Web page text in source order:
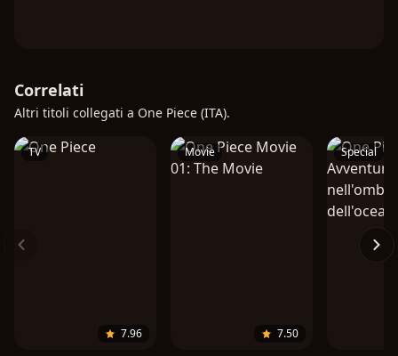
Correlati
Altri titoli collegati a One Piece (ITA).
TV
7.96
Movie
7.50
Special